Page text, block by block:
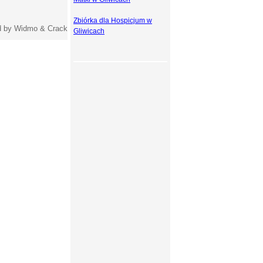
by Widmo & Crack
Zbiórka dla Hospicjum w
Gliwicach